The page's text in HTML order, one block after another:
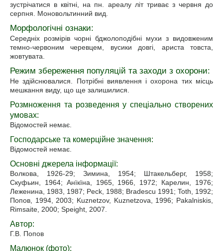
зустрічатися в квітні, на пн. ареалу літ триває з червня до
серпня. Моновольтинний вид.
Морфологічні ознаки:
Середніх розмірів чорні бджолоподібні мухи з видовженим
темно-червоним черевцем, вусики довгі, ариста товста,
жовтувата.
Режим збереження популяцій та заходи з охорони:
Не здійснювалися. Потрібні виявлення і охорона тих місць
мешкання виду, що ще залишилися.
Розмноження та розведення у спеціально створених
умовах:
Відомостей немає.
Господарське та комерційне значення:
Відомостей немає.
Основні джерела інформації:
Волкова, 1926-29; Зимина, 1954; Штакельберг, 1958;
Скуфьин, 1964; Анїкїна, 1965, 1966, 1972; Карелин, 1976;
Леженина, 1983, 1987; Peck, 1988; Bradescu 1991; Toth, 1992;
Попов, 1994, 2003; Kuznetzov, Kuznetzova, 1996; Pakalniskis,
Rimsaite, 2000; Speight, 2007.
Автор:
Г.В. Попов
Малюнок (фото):